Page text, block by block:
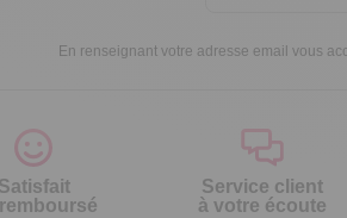
En renseignant votre adresse email vous
Satisfait
Service client
à votre écoute